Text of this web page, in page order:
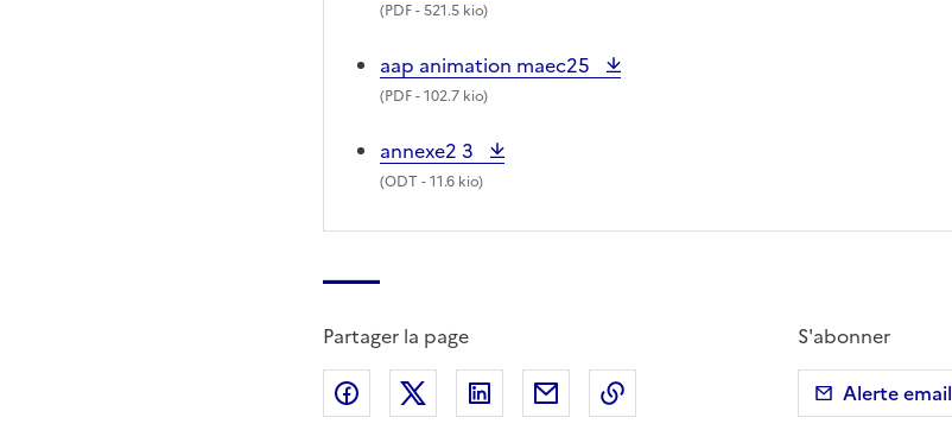
(PDF- 521.5 kio)
aap animation maec25
(PDF- 102.7 kio)
annexe2 3
(ODT - 11.6 kio)
Partager la page
Partager sur Facebook
Partager sur X (anciennement Twitter)
Partager sur LinkedIn
Partager par emailCopier dans le presse-papier
S'abonner
Alerte email